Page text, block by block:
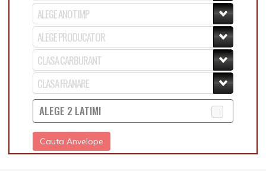
ALEGE 2 LATIMI
Cauta Anvelope